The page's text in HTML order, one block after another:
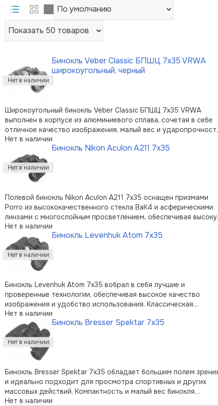
Бинокль Veber Classic БПШЦ 7x35 VRWA
широкоугольный, черный
Широкоугольный бинокль Veber Classic БПШЦ 7x35 VRWA
выполнен в корпусе из алюминиевого сплава, сочетая в себе
отличное качество изображения, малый вес и
Корпус отделан черной резиной, не скользит и удобно лежит
руках; крупное и шероховатое колесико центральной
фокусировки позволяет …
Нет в наличии
Бинокль Nikon Aculon A211 7x35
Полевой бинокль Nikon Aculon A211 7x35 оснащен призмами
Porro из высококачественного стекла BaK4 и асферическими
линзами с многослойным просветлением, обеспечивая
светосилу, минимальные геометрические искажения и
качество изображения даже при неблагоприятном
Корпус бин …
Нет в наличии
Бинокль Levenhuk Atom 7x35
Бинокль Levenhuk Atom 7x35 вобрал в себя лучшие и
проверенные технологии, обеспечивая высокое качество
изображения и удобство использования. Классическая
оптическая схема на roof-призмах и оптические элементы из
высококачественного стекла марки BK-7 с полным
просветлением гарантируют четкое и ярко …
Нет в наличии
Бинокль Bresser Spektar 7x35
Бинокль Bresser Spektar 7x35 обладает большим полем
и идеально подходит для просмотра спортивных и других
массовых действий. Компактность и малый вес бинокля
сочетается с отличными оптическими характеристиками:
Нет в наличии